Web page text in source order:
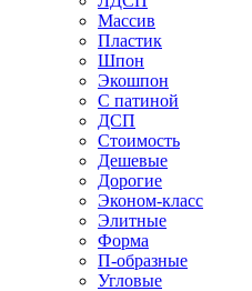
Массив
Пластик
Шпон
Экошпон
С патиной
ДСП
Стоимость
Дешевые
Дорогие
Эконом-класс
Элитные
Форма
П-образные
Угловые